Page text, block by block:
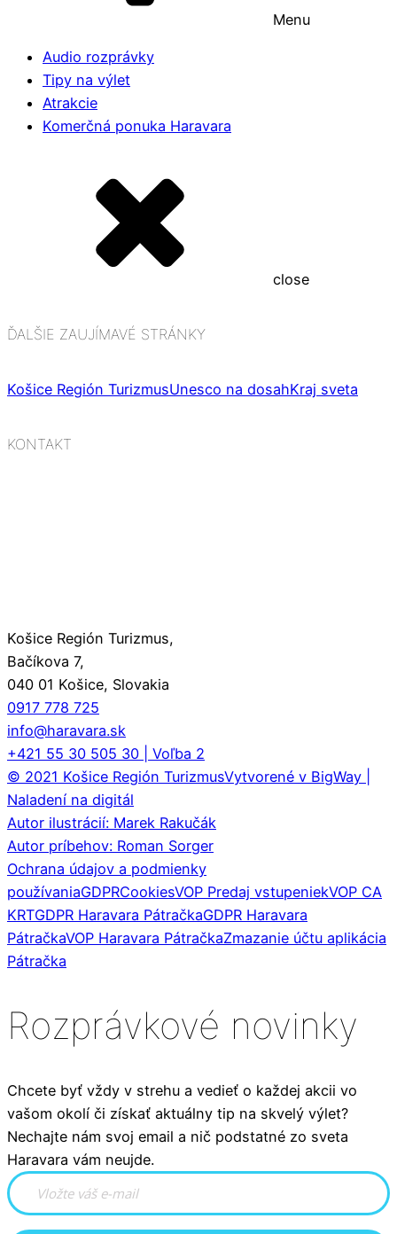
Menu
Audio rozprávky
Tipy na výlet
Atrakcie
Komerčná ponuka Haravara
close
ĎALŠIE ZAUJÍMAVÉ STRÁNKY
Košice Región TurizmusUnesco na dosahKraj sveta
KONTAKT
Košice Región Turizmus,
Bačíkova 7,
040 01 Košice, Slovakia
0917 778 725
info@haravara.sk
+421 55 30 505 30 | Voľba 2
© 2021 Košice Región TurizmusVytvorené v BigWay |
Naladení na digitál
Autor ilustrácií: Marek Rakučák
Autor príbehov: Roman Sorger
Ochrana údajov a podmienky
používaniaGDPRCookiesVOP Predaj vstupeniekVOP CA
KRTGDPR Haravara PátračkaGDPR Haravara
PátračkaVOP Haravara PátračkaZmazanie účtu aplikácia
Pátračka
Rozprávkové novinky
Chcete byť vždy v strehu a vedieť o každej akcii vo
vašom okolí či získať aktuálny tip na skvelý výlet?
Nechajte nám svoj email a nič podstatné zo sveta
Haravara vám neujde.